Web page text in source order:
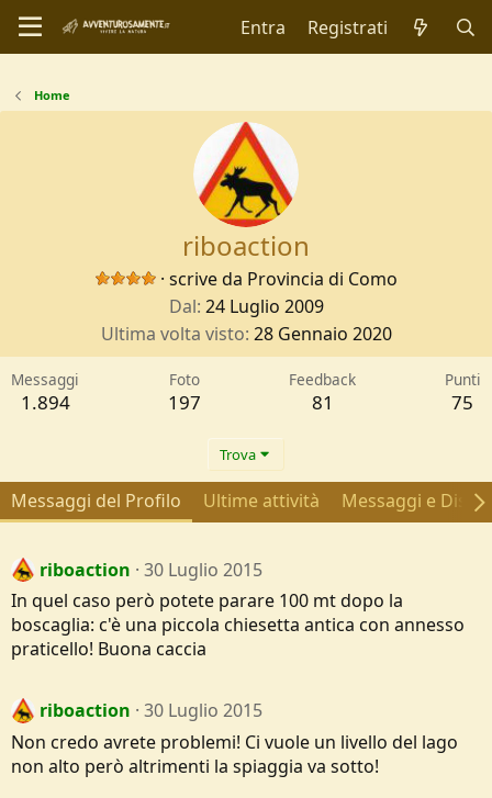
Entra Registrati
Home
riboaction
· scrive da Provincia di Como
Dal 24 Luglio 2009
Ultima volta visto 28 Gennaio 2020
Messaggi
1.894
Foto
197
Feedback
81
Punti
75
Trova
Messaggi del Profilo Ultime attività Messaggi e
riboaction
30 Luglio 2015
In quel caso però potete parare 100 mt dopo la
boscaglia: c'è una piccola chiesetta antica con annesso
praticello! Buona caccia
riboaction
30 Luglio 2015
Non credo avrete problemi! Ci vuole un livello del lago
non alto però altrimenti la spiaggia va sotto!